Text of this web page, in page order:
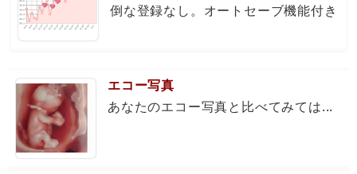
倒な登録なし。オートセーブ機能付き
エコー写真
あなたのエコー写真と比べてみては...